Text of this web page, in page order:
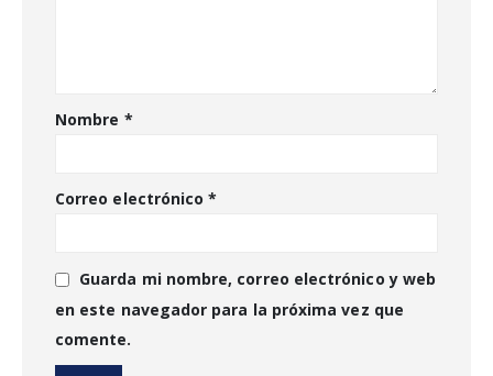
Nombre *
Correo electrónico*
Guarda mi nombre, correo electrónico y web
en este navegador para la próxima vez que
comente.